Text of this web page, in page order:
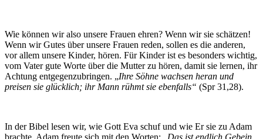
Wie können wir also unsere Frauen ehren? Wenn wir sie schätzen!
Wenn wir Gutes über unsere Frauen reden, sollen es die anderen,
vor allem unsere Kinder, hören. Für Kinder ist es besonders wichtig,
vom Vater gute Worte über die Mutter zu hören, damit sie lernen, ihr
Achtung entgegenzubringen. „Ihre Söhne wachsen heran und
preisen sie glücklich; ihr Mann rühmt sie ebenfalls“ (Spr 31,28).
In der Bibel lesen wir, wie Gott Eva schuf und wie Er sie zu Adam
brachte. Adam freute sich mit den Worten: „ Das ist endlich Gebein